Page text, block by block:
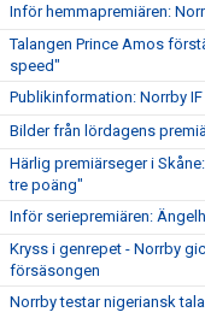
Inför hemmapremiären:
Talangen Prince Amos
speed"
Publikinformation: Norrby
Bilder från lördagens
Härlig premiärseger i
tre poäng"
Inför seriepremiären:
Kryss i genrepet - Norrby
försäsongen
Norrby testar nigeriansk